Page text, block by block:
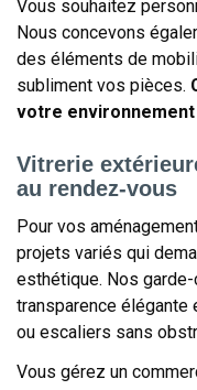
Vous souhaitez
Nous concevons
des éléments de
subliment vos pièces.
votre environnement
Vitrerie
au rendez-vous
Pour vos
projets variés qui
esthétique. Nos
transparence
ou escaliers sans
Vous gérez un